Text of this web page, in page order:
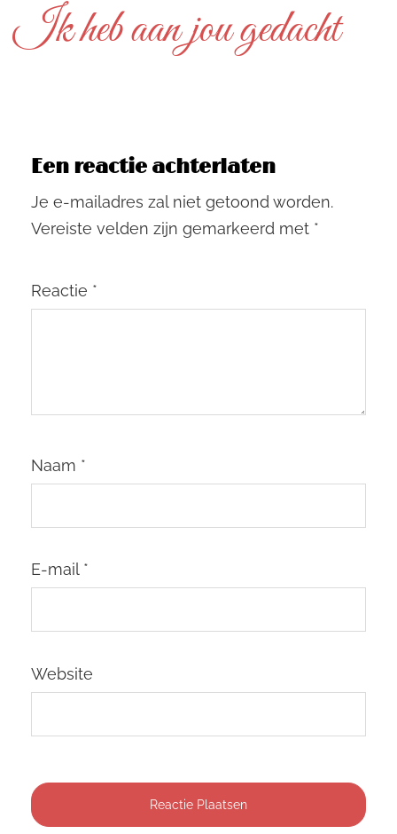
Ik heb aan jou gedacht
Een reactie achterlaten
Je e-mailadres zal niet getoond worden.
Vereiste velden zijn gemarkeerd met *
Reactie *
Naam *
E-mail *
Website